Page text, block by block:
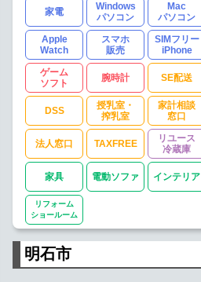
家電
Windows
パソコン
Mac
パソコン
Apple
Watch
スマホ
販売
SIMフリー
iPhone
ゲーム
ソフト
腕時計 SE配送
DSS
授乳室・
搾乳室
家計相談
窓口
法人窓口 TAXFREE
リユース
冷蔵庫
家具 電動ソファ インテリア
リフォーム
ショールーム
明石市